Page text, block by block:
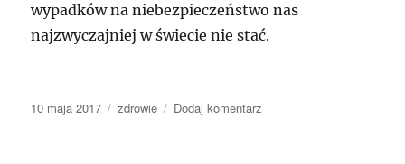
wypadków na niebezpieczeństwo nas
najzwyczajniej w świecie nie stać.
Data
10 maja 2017 Kategorie
zdrowie Dodaj komentarz